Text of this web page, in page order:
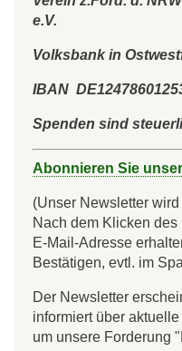
e.V.
Volksbank in
IBAN
Spenden sind
Abonnieren Sie
(Unser Newsletter wird
Nach dem Klicken
E-Mail-Adresse
Bestätigen, evtl. im
Der Newsletter
informiert über
um unsere Forderung